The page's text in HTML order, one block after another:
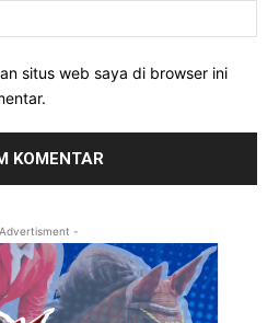
situs web saya di browser ini
-